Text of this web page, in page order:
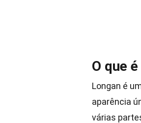
O que
Longan é
aparência
várias